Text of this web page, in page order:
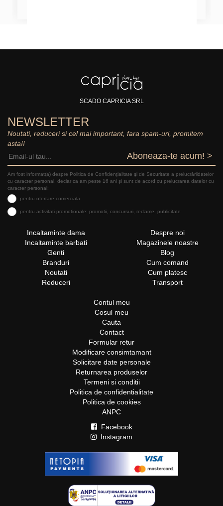
SCADO CAPRICIA SRL
NEWSLETTER
Noutati, reduceri si cel mai important, fara spam-uri, promitem
asta!!
Aboneaza-te acum! >
Am fost informat(a) despre Politica de Confidențialitate şi de Securitate a prelucrăriidatelor
cu caracter personal, declar ca am peste 16 ani și sunt de acord cu prelucrarea datelor cu
caracter personal:
pentru ofertare comerciala
pentru activitati promotionale: promotii, concursuri, reclame, publicitate
Incaltaminte dama
Incaltaminte barbati
Genti
Branduri
Noutati
Reduceri
Despre noi
Magazinele noastre
Blog
Cum comand
Cum platesc
Transport
Contul meu
Cosul meu
Cauta
Contact
Formular retur
Modificare consimtamant
Solicitare date personale
Returnarea produselor
Termeni si conditii
Politica de confidentialitate
Politica de cookies
ANPC
Facebook
Instagram